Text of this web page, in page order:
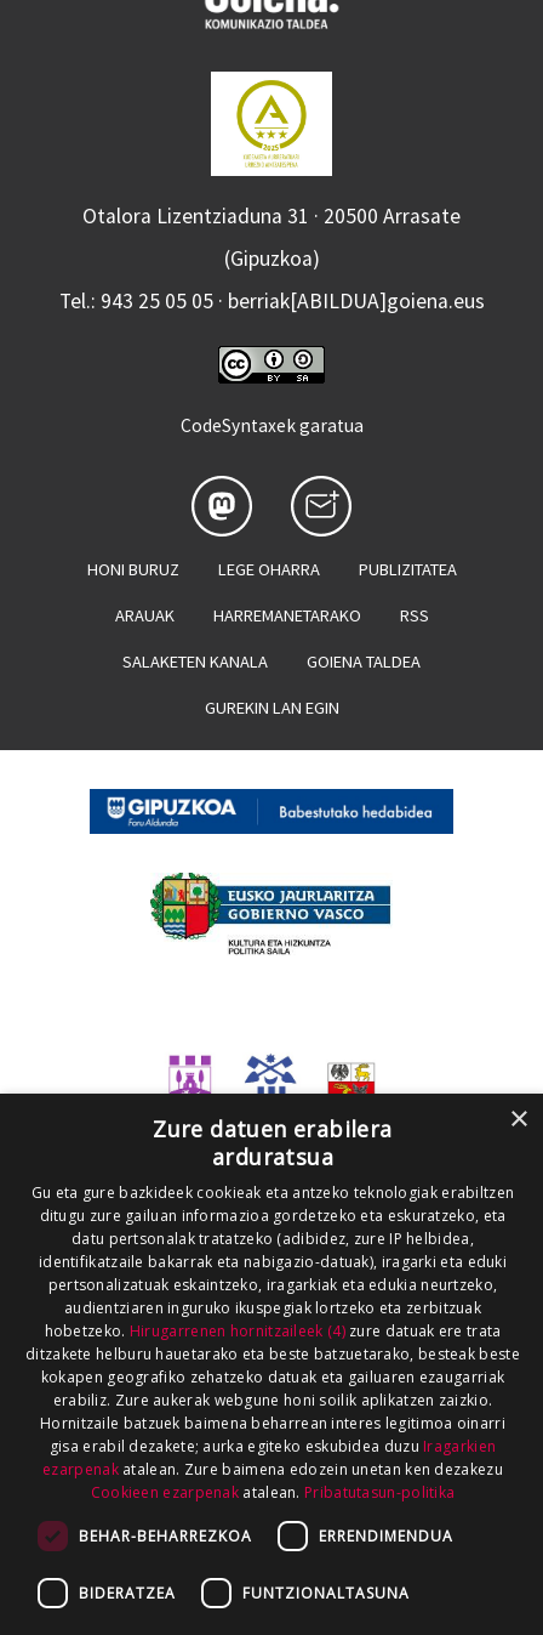
Otalora Lizentziaduna 31 · 20500 Arrasate
(Gipuzkoa)
Tel.: 943 25 05 05 · berriak[ABILDUA]goiena.eus
CodeSyntaxek garatua
HONI BURUZ LEGE OHARRA PUBLIZITATEA
ARAUAK HARREMANETARAKO RSS
SALAKETEN KANALA GOIENA TALDEA
GUREKIN LAN EGIN
×
Zure datuen erabilera
arduratsua
Gu eta gure bazkideek cookieak eta antzeko teknologiak erabiltzen
ditugu zure gailuan informazioa gordetzeko eta eskuratzeko, eta
datu pertsonalak tratatzeko (adibidez, zure IP helbidea,
identifikatzaile bakarrak eta nabigazio-datuak), iragarki eta eduki
pertsonalizatuak eskaintzeko, iragarkiak eta edukia neurtzeko,
audientziaren inguruko ikuspegiak lortzeko eta zerbitzuak
hobetzeko. Hirugarrenen hornitzaileek (4)zure datuak ere trata
ditzakete helburu hauetarako eta beste batzuetarako, besteak beste
kokapen geografiko zehatzeko datuak eta gailuaren ezaugarriak
erabiliz. Zure aukerak webgune honi soilik aplikatzen zaizkio.
Hornitzaile batzuek baimena beharrean interes legitimoa oinarri
gisa erabil dezakete; aurka egiteko eskubidea duzu Iragarkien
ezarpenakatalean. Zure baimena edozein unetan ken dezakezu
Cookieen ezarpenak atalean. Pribatutasun-politika
BEHAR-BEHARREZKOA ERRENDIMENDUA
BIDERATZEA FUNTZIONALTASUNA